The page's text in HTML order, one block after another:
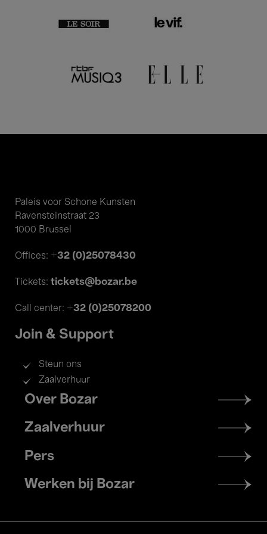
Paleis voor Schone Kunsten
Ravensteinstraat 23
1000 Brussel
Offices: +32 (0)25078430
Tickets: tickets@bozar.be
Call center: +32 (0)25078200
Join & Support
Steun ons
Zaalverhuur
Footer
menu
Over Bozar
Zaalverhuur
Pers
Werken bij Bozar